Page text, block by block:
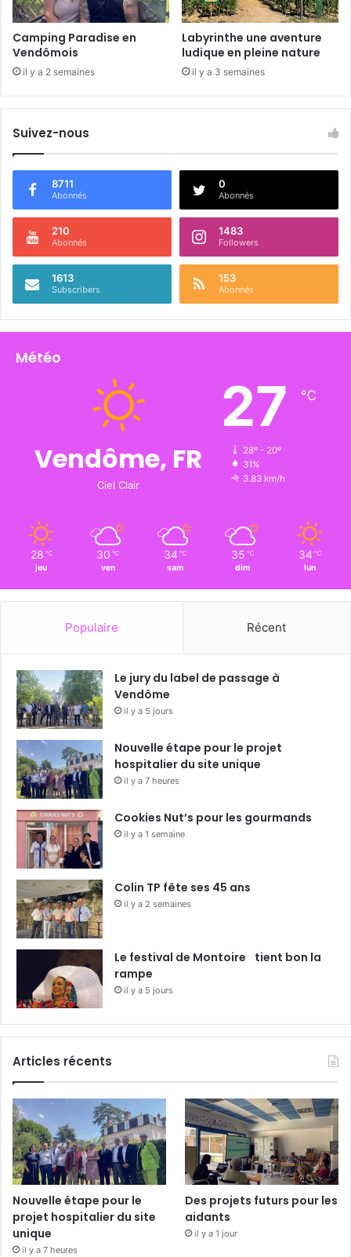
d
u
C
h
t
a
Camping Paradise en
Vendômois
il y a 2 semaines
Labyrinthe une aventure
ludique en pleine nature
il y a 3 semaines
Suivez-nous
8711
Abonnés
0
Abonnés
210
Abonnés
1483
Followers
1613
Subscribers
153
Abonnés
Météo
Vendôme, FR
Ciel Clair
27 ℃
28º - 20º
31%
3.83 km/h
28 ℃
jeu
30 ℃
ven
34 ℃
sam
35 ℃
dim
34 ℃
lun
Populaire Récent
Le jury du label de passage à
Vendôme
il y a 5 jours
Nouvelle étape pour le projet
hospitalier du site unique
il y a 7 heures
Cookies Nut’s pour les gourmands
il y a 1 semaine
Colin TP fête ses 45 ans
il y a 2 semaines
Le festival de Montoire tient bon la
rampe
il y a 5 jours
Articles récents
Nouvelle étape pour le
projet hospitalier du site
unique
il y a 7 heures
Des projets futurs pour les
aidants
il y a 1 jour